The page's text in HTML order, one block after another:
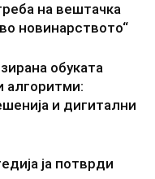
на вештачка
новинарството“
обуката
алгоритми:
и дигитални
ја потврди